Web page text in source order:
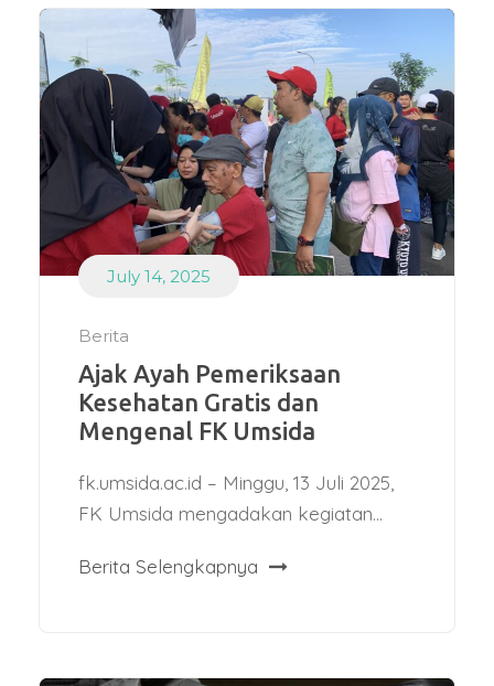
July 14, 2025
Berita
Ajak Ayah Pemeriksaan
Kesehatan Gratis dan
Mengenal FK Umsida
fk.umsida.ac.id – Minggu, 13 Juli 2025,
FK Umsida mengadakan kegiatan...
Berita Selengkapnya